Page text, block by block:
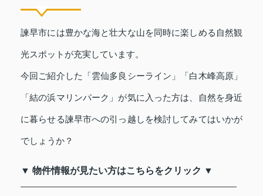
諫早市には豊かな海と壮大な山を同時に楽しめる自然観
光スポットが充実しています。
今回ご紹介した「雲仙多良シーライン」「白木峰高原」
「結の浜マリンパーク」が気に入った方は、自然を身近
に暮らせる諫早市への引っ越しを検討してみてはいかが
でしょうか？
▼ 物件情報が見たい方はこちらをクリック ▼